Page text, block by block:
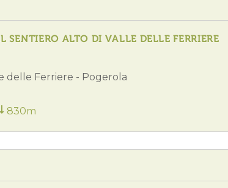
ALTO DI VALLE DELLE FERRIERE
delle Ferriere - Pogerola
830m